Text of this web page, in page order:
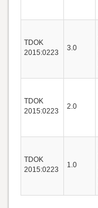
TDOK
2015:0223
3.0
TDOK
2015:0223
2.0
TDOK
2015:0223
1.0